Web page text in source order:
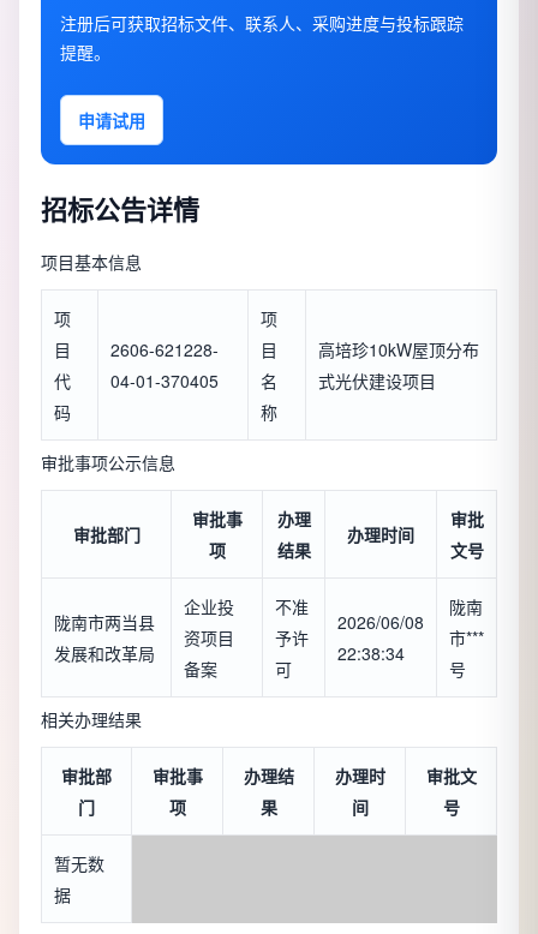
注册后可获取招标文件、联系人、采购进度与投标跟踪
提醒。
申请试用
招标公告详情
项目基本信息
项
目
代
码
2606-621228-
04-01-370405
项
目
名
称
高培珍10kW屋顶分布
式光伏建设项目
审批事项公示信息
审批部门
审批事
项
办理
结果
办理时间
审批
文号
陇南市两当县
发展和改革局
企业投
资项目
备案
不准
予许
可
2026/06/08
22:38:34
陇南
市***
号
相关办理结果
审批部
门
审批事
项
办理结
果
办理时
间
审批文
号
暂无数
据